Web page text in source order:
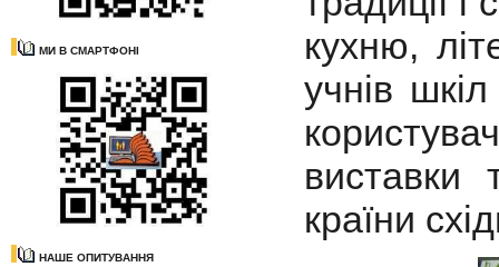
МИ В СМАРТФОНІ
НАШЕ ОПИТУВАННЯ
кухню,
учнів
виставки
країни